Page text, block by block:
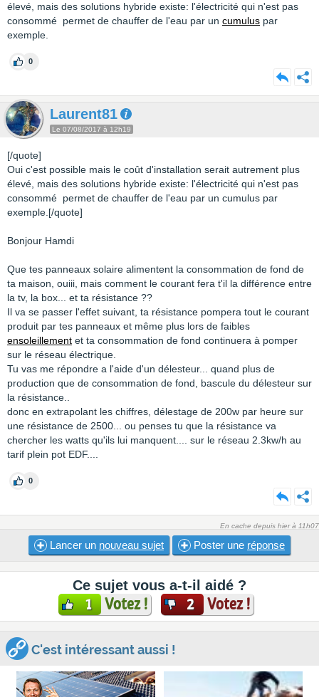
élevé, mais des solutions hybride existe: l'électricité qui n'est pas
consommé permet de chauffer de l'eau par un cumulus par
exemple.
0
Laurent81
Le 07/08/2017 à 12h19
[/quote]
Oui c'est possible mais le coût d'installation serait autrement plus
élevé, mais des solutions hybride existe: l'électricité qui n'est pas
consommé permet de chauffer de l'eau par un cumulus par
exemple.[/quote]
Bonjour Hamdi
Que tes panneaux solaire alimentent la consommation de fond de
ta maison, ouiii, mais comment le courant fera t'il la différence entre
la tv, la box... et ta résistance ??
Il va se passer l'effet suivant, ta résistance pompera tout le courant
produit par tes panneaux et même plus lors de faibles
ensoleillement et ta consommation de fond continuera à pomper
sur le réseau électrique.
Tu vas me répondre a l'aide d'un délesteur... quand plus de
production que de consommation de fond, bascule du délesteur sur
la résistance..
donc en extrapolant les chiffres, délestage de 200w par heure sur
une résistance de 2500... ou penses tu que la résistance va
chercher les watts qu'ils lui manquent.... sur le réseau 2.3kw/h au
tarif plein pot EDF....
0
En cache depuis hier à 11h07
Lancer un nouveau sujet Poster une réponse
Ce sujet vous a-t-il aidé ?
1 Votez ! 2 Votez !
C'est intéressant aussi !